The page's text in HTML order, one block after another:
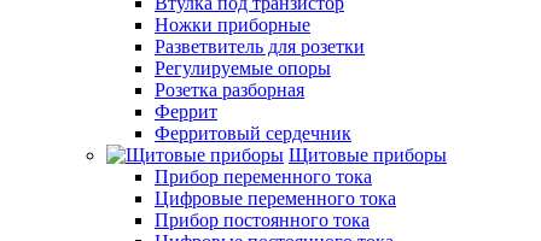
Ножки приборные
Разветвитель для розетки
Регулируемые опоры
Розетка разборная
Феррит
Ферритовый сердечник
Щитовые приборы
Прибор переменного тока
Цифровые переменного тока
Прибор постоянного тока